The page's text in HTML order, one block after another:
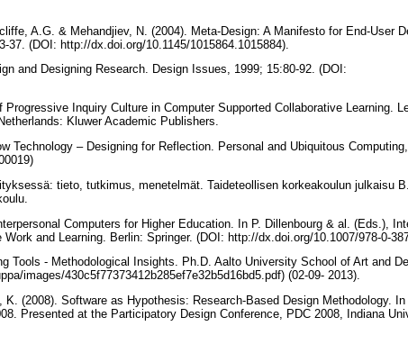
A.G. & Mehandjiev, N. (2004). Meta-Design: A Manifesto for End-User
37. (DOI: http://dx.doi.org/10.1145/1015864.1015884).
and Designing Research. Design Issues, 1999; 15:80-92. (DOI:
Inquiry Culture in Computer Supported Collaborative Learning.
Kluwer Academic Publishers.
Technology – Designing for Reflection. Personal and Ubiquitous Computing,
tieto, tutkimus, menetelmät. Taideteollisen korkeakoulun julkaisu
Computers for Higher Education. In P. Dillenbourg & al. (Eds.),
and Learning. Berlin: Springer. (DOI: http://dx.doi.org/10.1007/978-0-
Tools - Methodological Insights. Ph.D. Aalto University School of Art and
images/430c5f77373412b285ef7e32b5d16bd5.pdf) (02-09- 2013).
(2008). Software as Hypothesis: Research-Based Design Methodology.
Presented at the Participatory Design Conference, PDC 2008, Indiana